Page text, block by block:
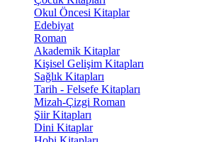
Okul Öncesi Kitaplar
Edebiyat
Roman
Akademik Kitaplar
Kişisel Gelişim Kitapları
Sağlık Kitapları
Tarih - Felsefe Kitapları
Mizah-Çizgi Roman
Şiir Kitapları
Dini Kitaplar